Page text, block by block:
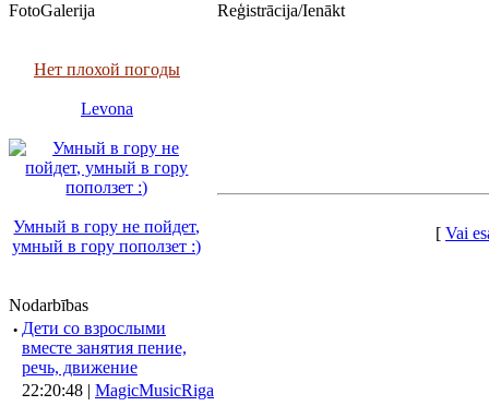
FotoGalerija
Нет плохой погоды
Levona
Умный в гору не пойдет,
умный в гору поползет :)
Nodarbības
· Дети со взрослыми
вместе занятия пение,
речь, движение
22:20:48 | MagicMusicRiga
Reģistrācija/Ienākt
[ Vai